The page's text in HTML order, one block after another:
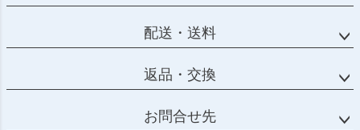
配送・送料
返品・交換
お問合せ先